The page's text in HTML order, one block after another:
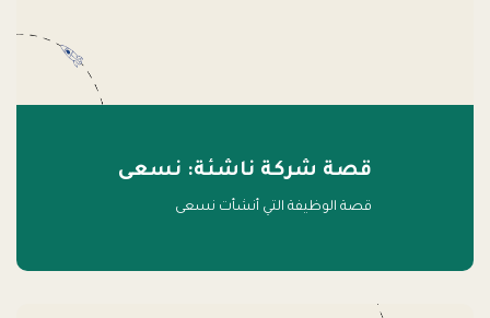
قصة شركة ناشئة: نسعى
قصة الوظيفة التي أنشأت نسعى